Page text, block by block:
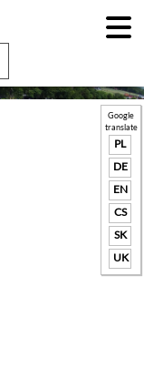
Google
translate
PL
DE
EN
CS
SK
UK